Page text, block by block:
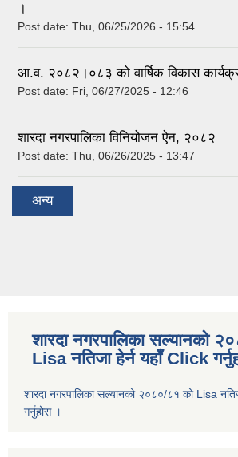
।
Post date: Thu, 06/25/2026 - 15:54
आ.व. २०८२।०८३ को वार्षिक विकास
Post date: Fri, 06/27/2025 - 12:46
शारदा नगरपालिका विनियोजन ऐन, २०८२
Post date: Thu, 06/26/2025 - 13:47
अन्य
शारदा नगरपालिका सल्यानको
Lisa नतिजा हेर्न यहाँ Click
शारदा नगरपालिका सल्यानको २०८०/८१ को Lisa
गर्नुहोस ।